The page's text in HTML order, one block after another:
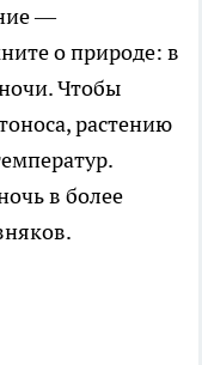
—
о природе: в
Чтобы
растению
в более